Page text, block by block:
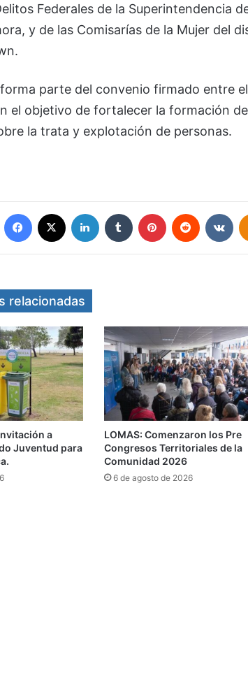
Federales de la Superintendencia
y de las Comisarías de la Mujer del
parte del convenio firmado entre
el objetivo de fortalecer la formación
la trata y explotación de personas.
Facebook LinkedIn Tumblr Pinterest Reddit
relacionadas
a
Juventud para
LOMAS: Comenzaron los Pre
Congresos Territoriales de la
Comunidad 2026
6 de agosto de 2026